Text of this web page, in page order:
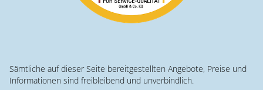
Sämtliche auf dieser Seite bereitgestellten Angebote, Preise und
Informationen sind freibleibend und unverbindlich.